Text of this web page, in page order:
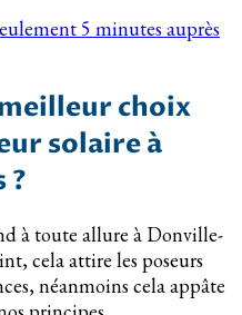
5 minutes auprès
choix
solaire à
?
à toute allure à Donville-
cela attire les poseurs
néanmoins cela appâte